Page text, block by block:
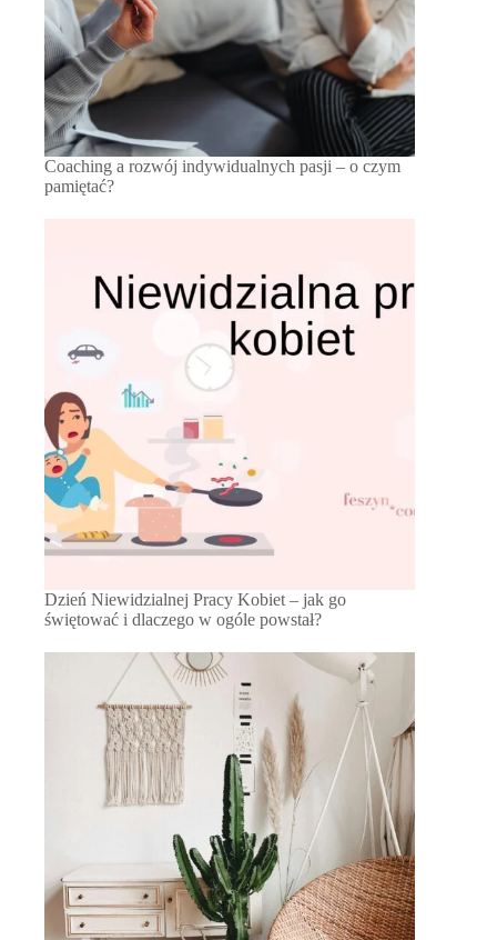
Coaching a rozwój indywidualnych pasji – o czym
pamiętać?
Dzień Niewidzialnej Pracy Kobiet – jak go
świętować i dlaczego w ogóle powstał?